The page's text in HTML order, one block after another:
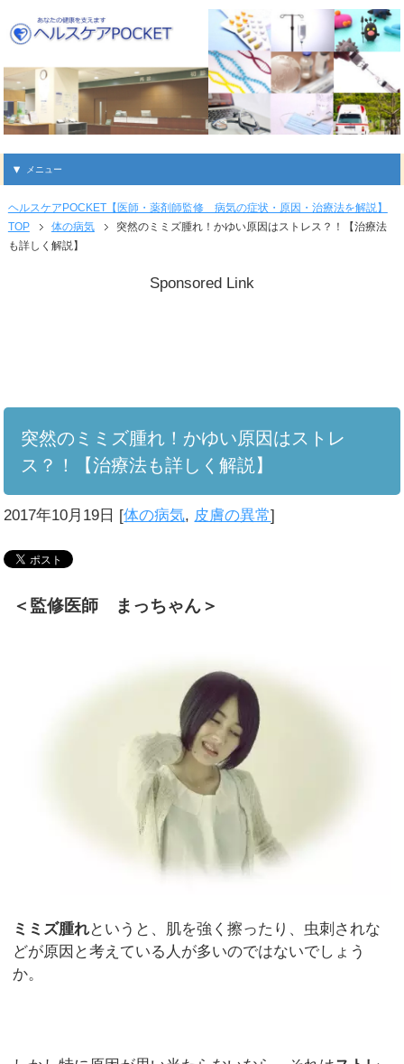
メニュー
ヘルスケアPOCKET【医師・薬剤師監修 病気の症状・原因・治療法を解説】
TOP
体の病気
突然のミミズ腫れ！かゆい原因はストレス？！【治療法
も詳しく解説】
Sponsored Link
突然のミミズ腫れ！かゆい原因はストレ
ス？！【治療法も詳しく解説】
2017年10月19日 [体の病気, 皮膚の異常]
＜監修医師 まっちゃん＞
ミミズ腫れというと、肌を強く擦ったり、虫刺されな
どが原因と考えている人が多いのではないでしょう
か。